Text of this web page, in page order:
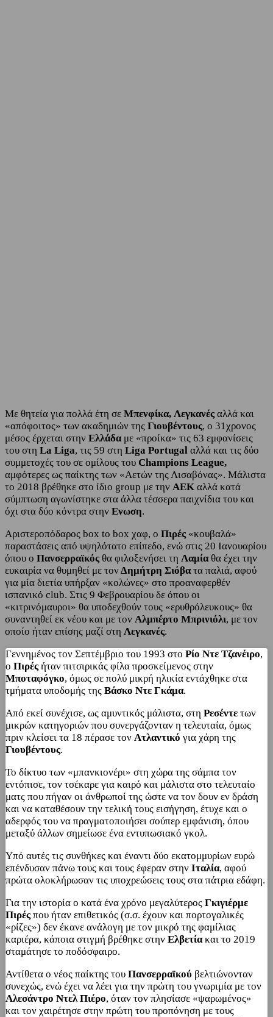
Με θητεία για πολλά έτη σε Μπενφίκα, Λεγκανές αλλά και
«απόφοιτος» των ακαδημιών της Γιουβέντους, ο 31χρονος
μέσος έρχεται στην Ελλάδα με «προίκα» τις 63 εμφανίσεις
του στη La Liga, τις 59 στη Liga Portugal αλλά και τις δύο
συμμετοχές του σε ομίλους του Champions League,
αμφότερες ως παίκτης των «Αετών της Λισαβόνας». Μάλιστα
το 2018 βρέθηκε στο ίδιο group με την ΑΕΚ αλλά κατά
σύμπτωση αγωνίστηκε στα άλλα τέσσερα παιχνίδια του και
όχι στα δύο κόντρα στην Ενωση.
Αριστεροπόδαρος box to box χαφ, ο Πιρές «κουβαλά»
παραστάσεις από υψηλότατο επίπεδο, ενώ στις 20 Ιανουαρίου
όπου ο Πανσερραϊκός θα φιλοξενήσει τη Λαμίαθα έχει την
ευκαιρία να θυμηθεί με τονΔημήτρη Σιόβατα παλιά, αφού
για μία διετία υπήρξαν «κολώνες» στο προαναφερθέν
ισπανικό club. Στις 9 Φεβρουαρίου δε όπου οι
«κιτρινόμαυροι» θα υποδεχθούν τους «ερυθρόλευκους» θα
συναντηθεί εκ νέου και με τον Αλμπέρτο Μπρινιόλι, με τον
οποίο ήταν επίσης μαζί στη Λεγκανές.
Γεννημένος τον Σεπτέμβριο του 1993 στο Ρίο Ντε Τζανέιρο,
ο Πιρέςήταν πιτσιρικάς φίλα προσκείμενος στην
Μποταφόγκο, όμως σε πολύ μικρή ηλικία εντάχθηκε στα
τμήματα υποδομής της Βάσκο Ντε Γκάμα.
Από εκεί συνέχισε, ως αμυντικός μάλιστα, στη Ρεσέντε των
μικρών κατηγοριών που συνεργάζονταν η τελευταία, όμως
πριν κλείσει τα 18 πέρασε τον Ατλαντικό για χάρη της
Γιουβέντους.
Το δίκτυο των «μπανκιονέρι» στη χώρα της σάμπα τον
εντόπισε, τον τσέκαρε για καιρό και μάλιστα στο τελευταίο
ματς που πήγαν οι άνθρωποί της ώστε να τον δουν εν δράση
και να καταθέσουν την τελική τους εισήγηση, έτυχε και ο
αδερφός του να πραγματοποιήσει σούπερ εμφάνιση, όπου
μεταξύ άλλων σημείωσε ένα εντυπωσιακό γκολ.
Υπό αυτές τις συνθήκες και έναντι δύο εκατομμυρίων ευρώ
επένδυσαν πάνω τους και τους έφεραν στην Ιταλία, αφού
πρώτα ολοκλήρωσαν τις υποχρεώσεις τους στα πάτρια εδάφη.
Για την ιστορία ο κατά ένα χρόνο μεγαλύτερος Γκιγιέρμε
Πιρέςπου ήταν επιθετικός (σ.σ. έχουν και πορτογαλικές
«ρίζες») δεν έκανε ανάλογη με τον μικρό της φαμίλιας
καριέρα, κάποια στιγμή βρέθηκε στην Ελβετίακαι το 2019
σταμάτησε το ποδόσφαιρο.
Αντίθετα ο νέος παίκτης του Πανσερραϊκού βελτιώνονταν
συνεχώς, ενώ έχει να λέει για την πρώτη του γνωριμία με τον
Αλεσάντρο Ντελ Πιέρο, όταν τον πλησίασε «ψαρωμένος»
και τον χαιρέτησε στην πρώτη του προπόνηση με τους